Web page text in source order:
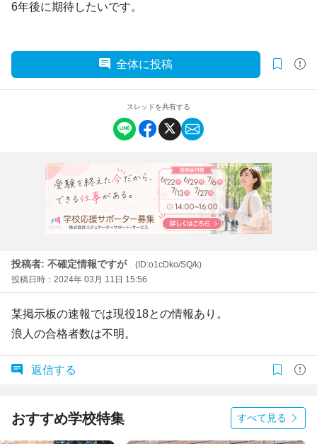
6年後に期待したいです。
全体に投稿
スレッドを共有する
投稿者: 不確定情報ですが
(ID:o1cDko/SQ/k)
投稿日時：2024年 03月 11日 15:56
某掲示板の速報では現役18との情報あり。
浪人の合格者数は不明。
返信する
おすすめ学校特集 すべて見る